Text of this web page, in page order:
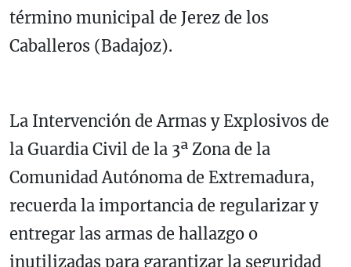
término municipal de Jerez de los
Caballeros (Badajoz).
La Intervención de Armas y Explosivos de
la Guardia Civil de la 3ª Zona de la
Comunidad Autónoma de Extremadura,
recuerda la importancia de regularizar y
entregar las armas de hallazgo o
inutilizadas para garantizar la seguridad